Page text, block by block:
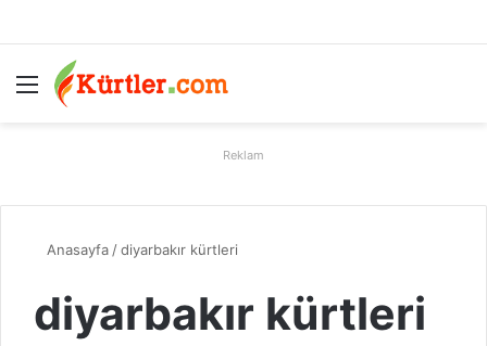
Menü
Reklam
Anasayfa /diyarbakır kürtleri
diyarbakır kürtleri